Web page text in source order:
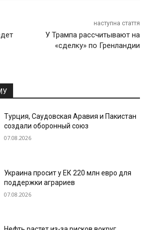
наступна стаття
У Трампа рассчитывают на
«сделку» по Гренландии
Турция, Саудовская Аравия и Пакистан
создали оборонный союз
07.08.2026
Украина просит у ЕК 220 млн евро для
поддержки аграриев
07.08.2026